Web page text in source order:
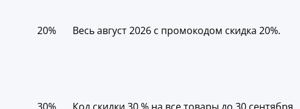
20% Весь август 2026 с промокодом скидка 20%.